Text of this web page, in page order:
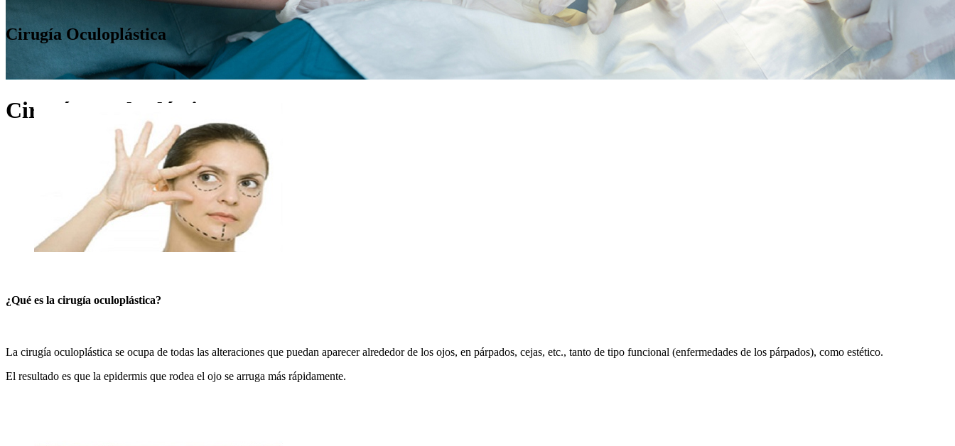
Cirugía Oculoplástica
Cirugía Oculoplástica
¿Qué es la cirugía oculoplástica?
La cirugía oculoplástica se ocupa de todas las alteraciones que puedan aparecer alrededor de los ojos, en párpados, cejas, etc., tanto de tipo funcional (enfermedades de los párpados), como estético.
El resultado es que la epidermis que rodea el ojo se arruga más rápidamente.